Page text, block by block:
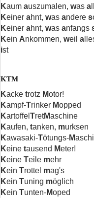
Kaum auszumalen, was a
Keiner ahnt, was andere s
Keiner ahnt, was anfangs
Kein Ankommen, weil a
ist
KTM
Kacke trotz Motor!
Kampf-Trinker Mopped
Kartoffel TretMaschine
Kaufen, tanken, murksen
Kawasaki-Tötungs-M
Keine tausend Meter!
Keine Teile mehr
Kein Trottel mag's
Kein Tuning möglich
Kein Tunten-Moped